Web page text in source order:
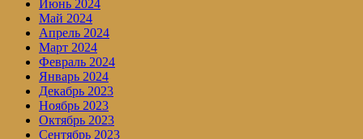
Июнь 2024
Май 2024
Апрель 2024
Март 2024
Февраль 2024
Январь 2024
Декабрь 2023
Ноябрь 2023
Октябрь 2023
Сентябрь 2023